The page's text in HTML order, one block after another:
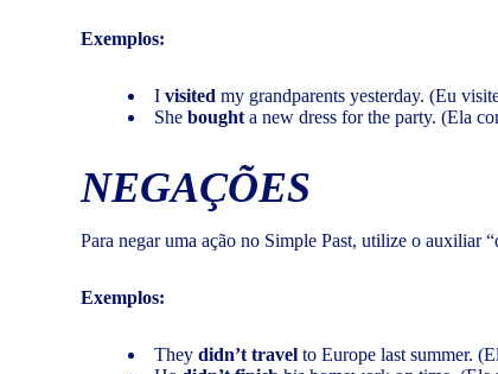
Exemplos:
I visited my grandparents yesterday. (Eu
She bought a new dress for the party. (Ela
NEGAÇÕES
Para negar uma ação no Simple Past, utilize o auxiliar
Exemplos:
They didn’t travel to Europe last summer.